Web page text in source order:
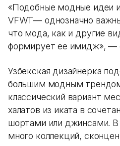
«Подобные модные идеи
VFWT— однозначно
что мода, как и другие
формирует ее имидж», —
Узбекская дизайнерка
большим модным
классический вариант
халатов из иката в
шортами или джинсами. В
много коллекций,